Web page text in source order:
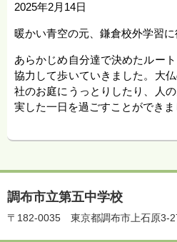
2025年2月14日
暖かい青空の元、鎌倉校外学習に
あらかじめ自分達で決めたルー
協力して歩いていきました。大
社のお庭にうっとりしたり、人
実した一日を過ごすことができま
調布市立第五中学校
〒182-0035 東京都調布市上石原3-